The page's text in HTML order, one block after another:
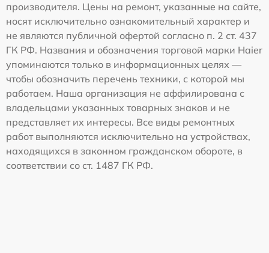
производителя. Цены на ремонт, указанные на сайте,
носят исключительно ознакомительный характер и
не являются публичной офертой согласно п. 2 ст. 437
ГК РФ. Названия и обозначения торговой марки Haier
упоминаются только в информационных целях —
чтобы обозначить перечень техники, с которой мы
работаем. Наша организация не аффилирована с
владельцами указанных товарных знаков и не
представляет их интересы. Все виды ремонтных
работ выполняются исключительно на устройствах,
находящихся в законном гражданском обороте, в
соответствии со ст. 1487 ГК РФ.